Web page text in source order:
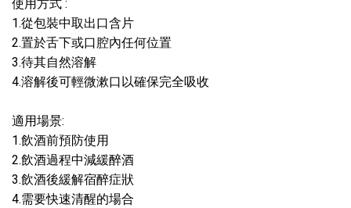
使用方式 :
1.從包裝中取出口含片
2.置於舌下或口腔內任何位置
3.待其自然溶解
4.溶解後可輕微漱口以確保完全吸收
適用場景:
1.飲酒前預防使用
2.飲酒過程中減緩醉酒
3.飲酒後緩解宿醉症狀
4.需要快速清醒的場合